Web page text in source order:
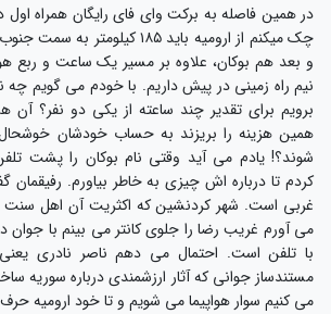
همین فاصله به برکت وای فای رایگان همراه اول در
چک میکنم از ارومیه باید ۱۸۵ کیلومتر
راه زمینی در پیش داریم. با خودم می گویم چه
برای تقدیر چند ساعته از یکی دو نفر؟ آن
هزینه را بریزند به حساب خودشان خوشحال تر
یادم می آید وقتی نام بوکان را پشت تلفن
تا درباره اش چیزی به خاطر بیاورم. رفیقمان گفت
است. شهر کردنشین که اکثریت آن اهل سنت
آورم غریب رضا را جلوی کانتر می بینم با جوان
تلفن است. احتمال می دهم ناصر نادری یعنی
جوانی که آثار ارزشمندی درباره سوریه
کنیم سوار هواپیما می شویم و تا خود ارومیه حرف